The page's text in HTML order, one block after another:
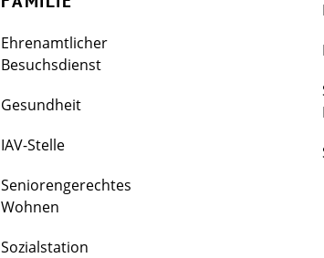
Ehrenamtlicher
Besuchsdienst
Gesundheit
IAV-Stelle
Seniorengerechtes
Wohnen
Sozialstation